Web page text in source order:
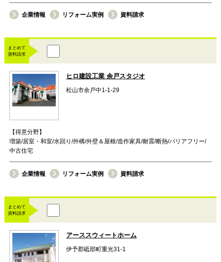
企業情報 リフォーム実例 資料請求
まとめて
資料請求
ヒロ建設工業 余戸スタジオ
松山市余戸中1-1-29
【得意分野】
増築/居室・和室/水回り/外構/外壁＆屋根/造作家具/耐震/断熱/バリアフリー/
中古住宅
企業情報 リフォーム実例 資料請求
まとめて
資料請求
アーススウィートホーム
伊予郡砥部町重光31-1